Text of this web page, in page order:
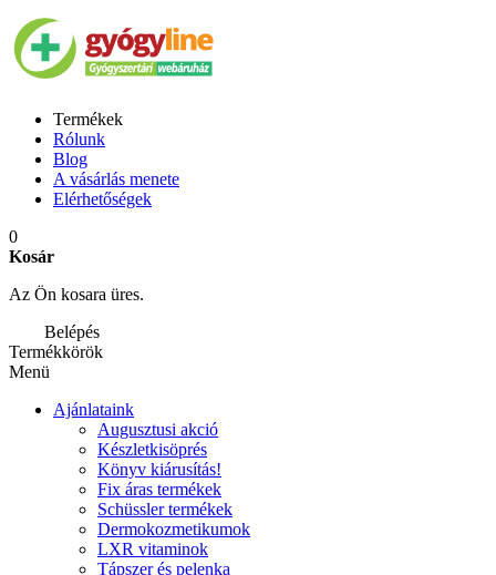
Termékek
Rólunk
Blog
A vásárlás menete
Elérhetőségek
0
Kosár
Az Ön kosara üres.
Belépés
Termékkörök
Menü
Ajánlataink
Augusztusi akció
Készletkisöprés
Könyv kiárusítás!
Fix áras termékek
Schüssler termékek
Dermokozmetikumok
LXR vitaminok
Tápszer és pelenka